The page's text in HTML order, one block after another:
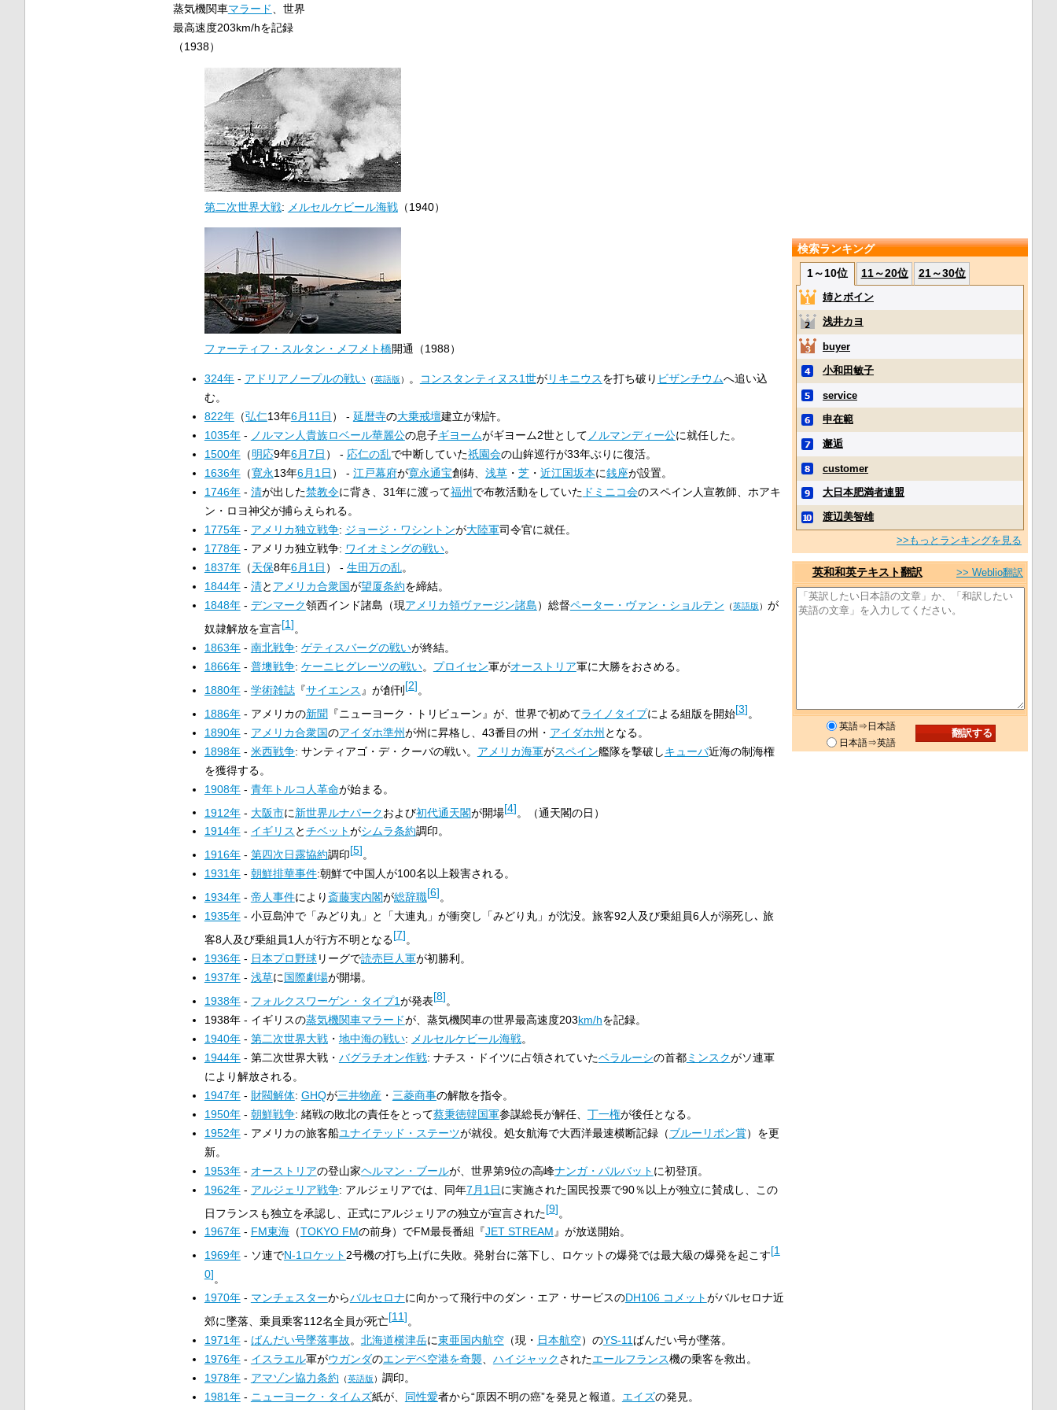
蒸気機関車マラード
、世界
最高速度203km/hを記録
（1938）
第二次世界大戦: メルセルケビール海戦（1940）
ファーティフ・スルタン・メフメト橋開通（1988）
324年- アドリアノープルの戦い（英語版） 。 コンスタンティヌス1世がリキニウスを打ち破り ビザンチウムへ追い込
む。
822年（弘仁13年6月11日 ） - 延暦寺の大乗戒壇建立が勅許。
1035年- ノルマン人貴族ロベール華麗公の息子ギヨームがギヨーム2世として ノルマンディー公に就任した。
1500年（明応9年6月7日 ） - 応仁の乱で中断していた祇園会の山鉾巡行が33年ぶりに復活。
1636年（寛永13年6月1日 ） - 江戸幕府が寛永通宝創鋳、 浅草・ 芝・ 近江国坂本に銭座が設置。
1746年- 清が出した禁教令に背き、31年に渡って福州 で布教活動をしていた ドミニコ会のスペイン人宣教師、ホアキ
ン・ロヨ神父が捕らえられる。
1775年- アメリカ独立戦争: ジョージ・ワシントンが大陸軍司令官に就任。
1778年- アメリカ独立戦争: ワイオミングの戦い。
1837年（天保8年6月1日 ） - 生田万の乱。
1844年- 清と アメリカ合衆国が望厦条約を締結。
1848年- デンマーク領西インド諸島（現アメリカ領ヴァージン諸島）総督ペーター・ヴァン・ショルテン （英語版） が
奴隷解放を宣言[1]。
1863年- 南北戦争: ゲティスバーグの戦いが終結。
1866年- 普墺戦争: ケーニヒグレーツの戦い。 プロイセン軍がオーストリア軍に大勝をおさめる。
1880年- 学術雑誌『サイエンス 』が創刊 [2]。
1886年- アメリカの新聞 『ニューヨーク・トリビューン』が、世界で初めてライノタイプによる組版を開始[3]。
1890年- アメリカ合衆国のアイダホ準州が州に昇格し、43番目の州・ アイダホ州 となる。
1898年- 米西戦争: サンティアゴ・デ・クーバの戦い。 アメリカ海軍がスペイン艦隊を撃破しキューバ近海の制海権
を獲得する。
1908年- 青年トルコ人革命が始まる。
1912年- 大阪市に新世界ルナパークおよび初代通天閣が開場[4]。（通天閣の日）
1914年- イギリス とチベットがシムラ条約調印。
1916年- 第四次日露協約調印[5]。
1931年- 朝鮮排華事件:朝鮮で中国人が100名以上殺害される。
1934年- 帝人事件により斎藤実内閣が総辞職[6]。
1935年- 小豆島沖で「みどり丸」と「大連丸」が衝突し「みどり丸」が沈没。旅客92人及び乗組員6人が溺死し､ 旅
客8人及び乗組員1人が行方不明となる[7]。
1936年- 日本プロ野球リーグで読売巨人軍が初勝利。
1937年- 浅草に国際劇場が開場。
1938年- フォルクスワーゲン・タイプ1が発表[8]。
1938年 - イギリスの蒸気機関車マラードが、蒸気機関車の世界最高速度203km/hを記録。
1940年- 第二次世界大戦・ 地中海の戦い: メルセルケビール海戦。
1944年- 第二次世界大戦・ バグラチオン作戦: ナチス・ドイツに占領されていたベラルーシの首都ミンスクがソ連軍
により解放される。
1947年- 財閥解体: GHQが三井物産・ 三菱商事の解散を指令。
1950年- 朝鮮戦争: 緒戦の敗北の責任をとって蔡秉徳韓国軍参謀総長が解任、 丁一権が後任となる。
1952年- アメリカの旅客船ユナイテッド・ステーツが就役。処女航海で大西洋最速横断記録（ブルーリボン賞）を更
新。
1953年- オーストリアの登山家ヘルマン・ブールが、世界第9位の高峰ナンガ・パルバット に初登頂。
1962年- アルジェリア戦争: アルジェリアでは、同年7月1日に実施された国民投票で90％以上が独立に賛成し、この
日フランスも独立を承認し、正式にアルジェリアの独立が宣言された[9]。
1967年- FM東海（TOKYO FMの前身）でFM最長番組『JET STREAM』が放送開始。
1969年- ソ連でN-1ロケット2号機の打ち上げに失敗。発射台に落下し、ロケットの爆発では最大級の爆発を起こす[1
0]。
1970年- マンチェスターからバルセロナに向かって飛行中のダン・エア・サービスのDH106 コメットがバルセロナ近
郊に墜落、乗員乗客112名全員が死亡[11]。
1971年- ばんだい号墜落事故。 北海道横津岳に東亜国内航空（現・ 日本航空）のYS-11 ばんだい号が墜落。
1976年- イスラエル軍がウガンダのエンデベ空港を奇襲、 ハイジャックされたエールフランス機の乗客を救出。
1978年- アマゾン協力条約 （英語版） 調印。
1981年- ニューヨーク・タイムズ紙が、 同性愛者から“原因不明の癌”を発見と報道。 エイズの発見。
検索ランキング
1～10位
11～20位 21～30位
姉とボイン
浅井カヨ
buyer
小和田敏子
service
申在範
邂逅
customer
大日本肥満者連盟
渡辺美智雄
>>もっとランキングを見る
英和和英テキスト翻訳 >> Weblio翻訳
英語⇒日本語
日本語⇒英語